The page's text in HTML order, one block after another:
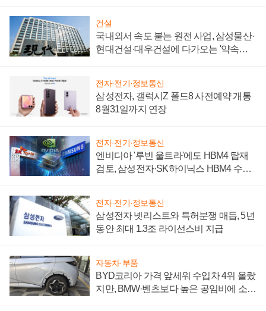
건설
국내외서 속도 붙는 원전 사업, 삼성물산·
현대건설·대우건설에 다가오는 '약속의
전자·전기·정보통신
삼성전자, 갤럭시Z 폴드8 사전예약 개통
8월31일까지 연장
전자·전기·정보통신
엔비디아 '루빈 울트라'에도 HBM4 탑재
검토, 삼성전자·SK하이닉스 HBM4 수율
전자·전기·정보통신
삼성전자 넷리스트와 특허분쟁 매듭, 5년
동안 최대 1.3조 라이선스비 지급
자동차·부품
BYD코리아 가격 앞세워 수입차 4위 올랐
지만, BMW·벤츠보다 높은 공임비에 소비